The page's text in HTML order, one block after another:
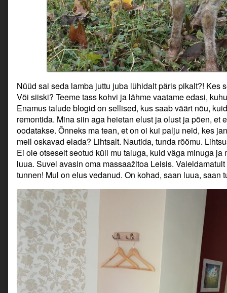
Nüüd sai seda lamba juttu juba lühidalt päris pikalt?! Kes
Või siiski? Teeme tass kohvi ja lähme vaatame edasi,
Enamus talude blogid on sellised, kus saab väärt nõu,
remontida. Mina siin aga heietan elust ja olust ja põen, et
oodatakse. Õnneks ma tean, et on oi kui palju neid, kes
meil oskavad elada? Lihtsalt. Nautida, tunda rõõmu.
Ei ole otseselt seotud küll mu taluga, kuid väga minuga
luua. Suvel avasin oma massaažitoa Leisis.
tunnen! Mul on elus vedanud. On kohad, saan luua, saan